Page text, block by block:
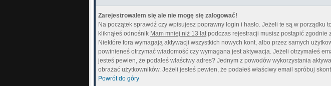
Zarejestrowałem się ale nie mogę się zalogować!
Na początek sprawdź czy wpisujesz poprawny login i hasło. Jeżeli te są w porządku
kliknąłeś odnośnik Mam mniej niż 13 latpodczas rejestracji musisz postąpić zgodnie
Niektóre fora wymagają aktywacji wszystkich nowych kont, albo przez samych
powinieneś otrzymać wiadomość czy wymagana jest aktywacja. Jeżeli otrzymałeś
jesteś pewien, że podałeś właściwy adres? Jednym z powodów wykorzystania
obrażać użytkowników. Jeżeli jesteś pewien, że podałeś właściwy email spróbuj
Powrót do góry